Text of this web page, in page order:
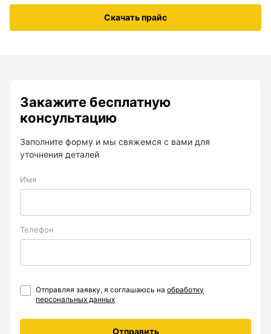
Скачать прайс
Закажите бесплатную
консультацию
Заполните форму и мы свяжемся с вами для
уточнения деталей
Имя
Телефон
Отправляя заявку, я соглашаюсь на обработку
персональных данных
Отправить
Нивелиры лазерные ротационные
Комплекты нивелиров
Показать еще
Палетка для вертикального проектирования
Анализаторы холодильных систем